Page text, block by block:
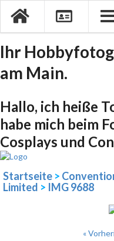
Ihr
am Main.
Hallo, ich heiße
habe mich beim
Cosplays und
Startseite >
Limited > IMG 9688
«